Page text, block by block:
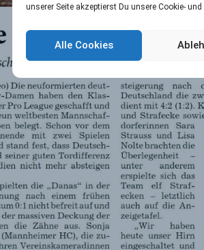
unserer Seite akzeptierst Du unsere Cookie-
Alle Cookies